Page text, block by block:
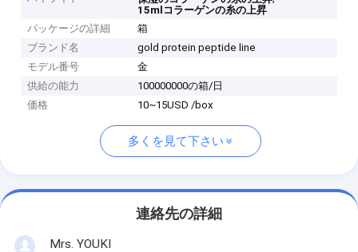
15mlコラーゲンの糸の上昇
パッケージの詳細
箱
ブランド名
gold protein peptide line
モデル番号
金
供給の能力
100000000の箱/日
価格
10~15USD /box
多くを見て下さい
連絡先の詳細
Mrs. YOUKI